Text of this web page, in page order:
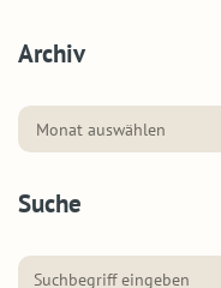
Archiv
Suche